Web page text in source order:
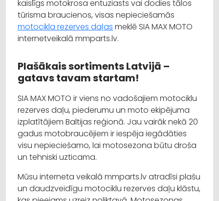
kaislīgs motokrosa entuziasts vai dodies tālos
tūrisma braucienos, visas nepieciešamās
motocikla rezerves daļas meklē SIA MAX MOTO
internetveikalā mmparts.lv.
Plašākais sortiments Latvijā –
gatavs tavam startam!
SIA MAX MOTO ir viens no vadošajiem motociklu
rezerves daļu, piederumu un moto ekipējuma
izplatītājiem Baltijas reģionā. Jau vairāk nekā 20
gadus motobraucējiem ir iespēja iegādāties
visu nepieciešamo, lai motosezona būtu droša
un tehniski uzticama.
Mūsu interneta veikalā mmparts.lv atradīsi plašu
un daudzveidīgu motociklu rezerves daļu klāstu,